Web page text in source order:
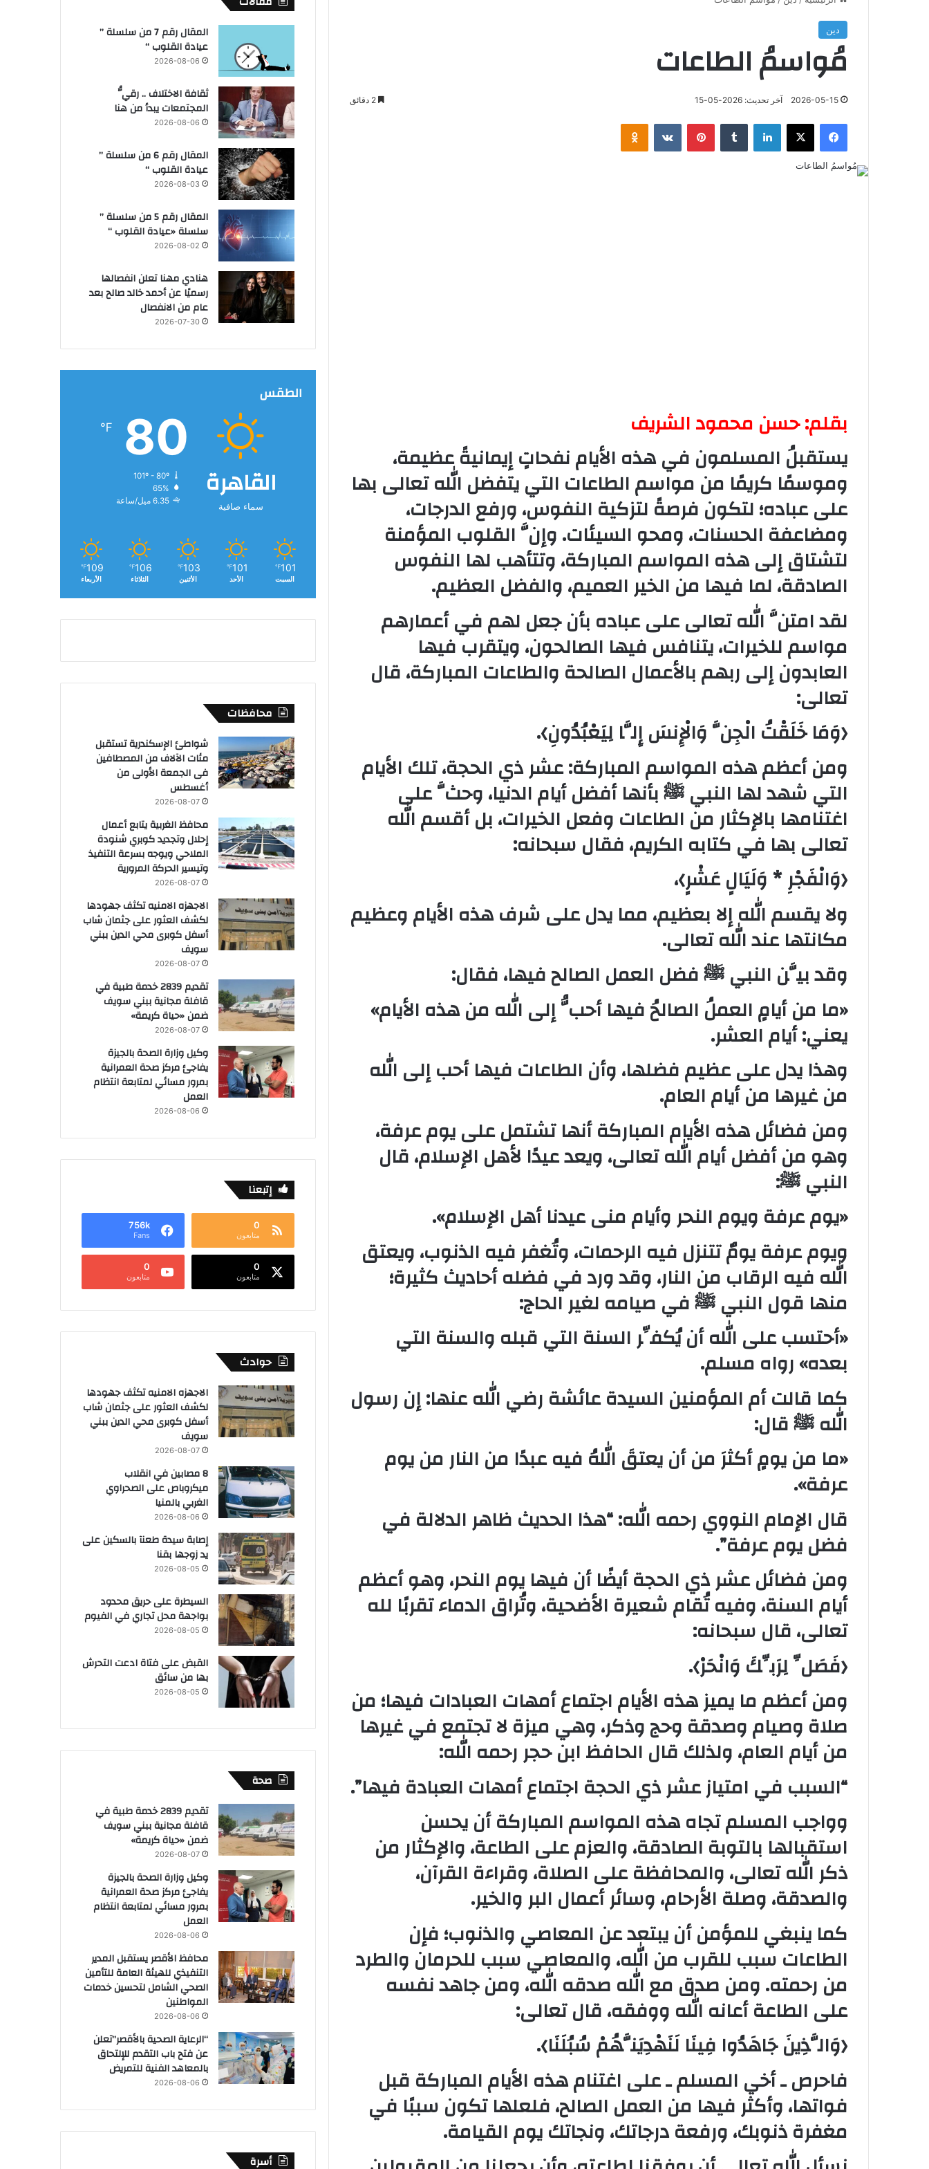
دين
مُواسمُ الطاعات
2026-05-15 آخر تحديث: 2026-05-15
فيسبوك لينكدإن بينتيريست
بقلم: حسن محمود الشريف
يستقبلُ المسلمون في هذه الأيام نفحاتٍ إيمانيةً عظيمة،
وموسمًا كريمًا من مواسم الطاعات التي يتفضل الله تعالى بها
على عباده؛ لتكون فرصةً لتزكية النفوس، ورفع الدرجات،
ومضاعفة الحسنات، ومحو السيئات. وإنَّ القلوب المؤمنة
لتشتاق إلى هذه المواسم المباركة، وتتأهب لها النفوس
الصادقة، لما فيها من الخير العميم، والفضل العظيم.
لقد امتنَّ الله تعالى على عباده بأن جعل لهم في أعمارهم
مواسم للخيرات، يتنافس فيها الصالحون، ويتقرب فيها
العابدون إلى ربهم بالأعمال الصالحة والطاعات المباركة، قال
تعالى:
﴿وَمَا خَلَقْتُ الْجِنَّ وَالْإِنسَ إِلَّا لِيَعْبُدُونِ﴾.
ومن أعظم هذه المواسم المباركة: عشر ذي الحجة، تلك الأيام
التي شهد لها النبي ﷺ بأنها أفضل أيام الدنيا، وحثَّ على
اغتنامها بالإكثار من الطاعات وفعل الخيرات، بل أقسم الله
تعالى بها في كتابه الكريم، فقال سبحانه:
﴿وَالْفَجْرِ * وَلَيَالٍ عَشْرٍ﴾،
ولا يقسم الله إلا بعظيم، مما يدل على شرف هذه الأيام وعظيم
مكانتها عند الله تعالى.
وقد بيَّن النبي ﷺ فضل العمل الصالح فيها، فقال:
«ما من أيامٍ العملُ الصالحُ فيها أحبُّ إلى الله من هذه الأيام»
يعني: أيام العشر.
وهذا يدل على عظيم فضلها، وأن الطاعات فيها أحب إلى الله
من غيرها من أيام العام.
ومن فضائل هذه الأيام المباركة أنها تشتمل على يوم عرفة،
وهو من أفضل أيام الله تعالى، ويعد عيدًا لأهل الإسلام، قال
النبي ﷺ:
«يوم عرفة ويوم النحر وأيام منى عيدنا أهل الإسلام».
ويوم عرفة يومٌ تتنزل فيه الرحمات، وتُغفر فيه الذنوب، ويعتق
الله فيه الرقاب من النار، وقد ورد في فضله أحاديث كثيرة؛
منها قول النبي ﷺ في صيامه لغير الحاج:
«أحتسب على الله أن يُكفِّر السنة التي قبله والسنة التي
بعده» رواه مسلم.
كما قالت أم المؤمنين السيدة عائشة رضي الله عنها: إن رسول
الله ﷺ قال:
«ما من يومٍ أكثرَ من أن يعتقَ اللهُ فيه عبدًا من النار من يوم
عرفة».
قال الإمام النووي رحمه الله: “هذا الحديث ظاهر الدلالة في
فضل يوم عرفة”.
ومن فضائل عشر ذي الحجة أيضًا أن فيها يوم النحر، وهو أعظم
أيام السنة، وفيه تُقام شعيرة الأضحية، وتُراق الدماء تقربًا لله
تعالى، قال سبحانه:
﴿فَصَلِّ لِرَبِّكَ وَانْحَرْ﴾.
ومن أعظم ما يميز هذه الأيام اجتماع أمهات العبادات فيها؛ من
صلاة وصيام وصدقة وحج وذكر، وهي ميزة لا تجتمع في غيرها
من أيام العام، ولذلك قال الحافظ ابن حجر رحمه الله:
“السبب في امتياز عشر ذي الحجة اجتماع أمهات العبادة فيها”.
وواجب المسلم تجاه هذه المواسم المباركة أن يحسن
استقبالها بالتوبة الصادقة، والعزم على الطاعة، والإكثار من
ذكر الله تعالى، والمحافظة على الصلاة، وقراءة القرآن،
والصدقة، وصلة الأرحام، وسائر أعمال البر والخير.
كما ينبغي للمؤمن أن يبتعد عن المعاصي والذنوب؛ فإن
الطاعات سبب للقرب من الله، والمعاصي سبب للحرمان والطرد
من رحمته. ومن صدق مع الله صدقه الله، ومن جاهد نفسه
على الطاعة أعانه الله ووفقه، قال تعالى:
﴿وَالَّذِينَ جَاهَدُوا فِينَا لَنَهْدِيَنَّهُمْ سُبُلَنَا﴾.
فاحرص ـ أخي المسلم ـ على اغتنام هذه الأيام المباركة قبل
فواتها، وأكثر فيها من العمل الصالح، فلعلها تكون سببًا في
مغفرة ذنوبك، ورفعة درجاتك، ونجاتك يوم القيامة.
المقال رقم 7 من سلسلة ”
عيادة القلوب “
2026-08-06
ثقافة الاختلاف .. رقيُّ
المجتمعات يبدأ من هنا
2026-08-06
المقال رقم 6 من سلسلة ”
عيادة القلوب “
2026-08-03
المقال رقم 5 من سلسلة ”
سلسلة «عيادة القلوب “
2026-08-02
هنادي مهنا تعلن انفصالها
رسميًا عن أحمد خالد صالح بعد
عام من الانفصال
2026-07-30
الطقس
القاهرة
سماء صافية
80
℉
101º - 80º
65%
6.35 ميل/ساعة
101
℉
السبت
101
℉
الأحد
103
℉
الأثنين
106
℉
الثلاثاء
109
℉
الأربعاء
محافظات
شواطئ الإسكندرية تستقبل
مئات الآلاف من المصطافين
فى الجمعة الأولى من
أغسطس
2026-08-07
محافظ الغربية يتابع أعمال
إحلال وتجديد كوبري شنودة
الملاحي ويوجه بسرعة التنفيذ
وتيسير الحركة المرورية
2026-08-07
الاجهزه الامنيه تكثف جهودها
لكشف العثور على جثمان شاب
أسفل كوبرى محي الدين ببني
سويف
2026-08-07
تقديم 2839 خدمة طبية في
قافلة مجانية ببني سويف
ضمن «حياة كريمة»
2026-08-07
وكيل وزارة الصحة بالجيزة
يفاجئ مركز صحة العمرانية
بمرور مسائي لمتابعة انتظام
العمل
2026-08-06
إتبعنا
0
متابعون
756k
Fans
0
متابعون
0
متابعون
حوادث
الاجهزه الامنيه تكثف جهودها
لكشف العثور على جثمان شاب
أسفل كوبرى محي الدين ببني
سويف
2026-08-07
8 مصابين في انقلاب
ميكروباص على الصحراوي
الغربي بالمنيا
2026-08-06
إصابة سيدة طعنآ بالسكين على
يد زوجها بقنا
2026-08-05
السيطرة على حريق محدود
بواجهة محل تجاري في الفيوم
2026-08-05
القبض على فتاة ادعت التحرش
بها من سائق
2026-08-05
صحة
تقديم 2839 خدمة طبية في
قافلة مجانية ببني سويف
ضمن «حياة كريمة»
2026-08-07
وكيل وزارة الصحة بالجيزة
يفاجئ مركز صحة العمرانية
بمرور مسائي لمتابعة انتظام
العمل
2026-08-06
محافظ الأقصر يستقبل المدير
التنفيذي للهيئة العامة للتأمين
الصحي الشامل لتحسين خدمات
المواطنين
2026-08-06
“الرعاية الصحية بالأقصر”تعلن
عن فتح باب التقدم للإلتحاق
بالمعاهد الفنية للتمريض
2026-08-06
أسرة